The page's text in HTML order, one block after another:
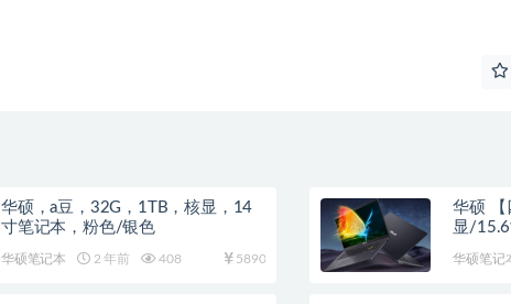
华硕，a豆，32G，1TB，核显，14
寸笔记本，粉色/银色
华硕笔记本 2 年前 408 5890
华硕
显/
华硕笔记